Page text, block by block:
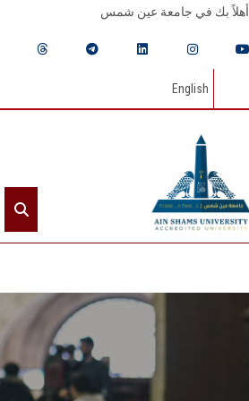
أهلاً بك في جامعة عين شمس
English
الرئيسيـة
عن الجامعة